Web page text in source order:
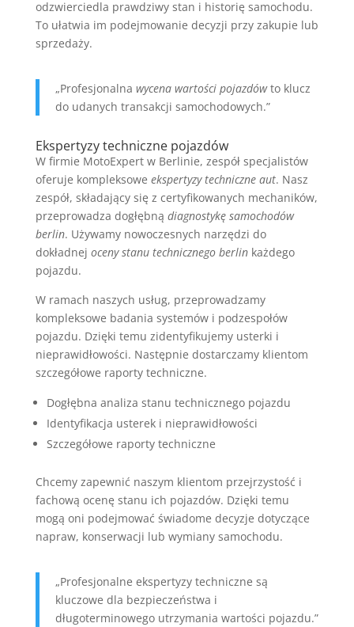
odzwierciedla prawdziwy stan i historię samochodu.
To ułatwia im podejmowanie decyzji przy zakupie lub
sprzedaży.
„Profesjonalna wycena wartości pojazdówto klucz
do udanych transakcji samochodowych.”
Ekspertyzy techniczne pojazdów
W firmie MotoExpert w Berlinie, zespół specjalistów
oferuje kompleksowe ekspertyzy techniczne aut. Nasz
zespół, składający się z certyfikowanych mechaników,
przeprowadza dogłębną diagnostykę samochodów
berlin. Używamy nowoczesnych narzędzi do
dokładnej oceny stanu technicznego berlinkażdego
pojazdu.
W ramach naszych usług, przeprowadzamy
kompleksowe badania systemów i podzespołów
pojazdu. Dzięki temu zidentyfikujemy usterki i
nieprawidłowości. Następnie dostarczamy klientom
szczegółowe raporty techniczne.
Dogłębna analiza stanu technicznego pojazdu
Identyfikacja usterek i nieprawidłowości
Szczegółowe raporty techniczne
Chcemy zapewnić naszym klientom przejrzystość i
fachową ocenę stanu ich pojazdów. Dzięki temu
mogą oni podejmować świadome decyzje dotyczące
napraw, konserwacji lub wymiany samochodu.
„Profesjonalne ekspertyzy techniczne są
kluczowe dla bezpieczeństwa i
długoterminowego utrzymania wartości pojazdu.”